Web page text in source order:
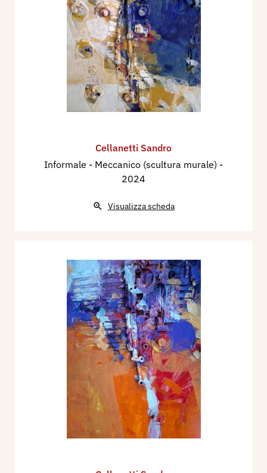
Cellanetti Sandro
Informale - Meccanico (scultura murale) -
2024
Visualizza scheda